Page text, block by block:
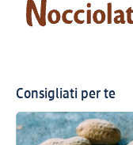
Consigliati per te